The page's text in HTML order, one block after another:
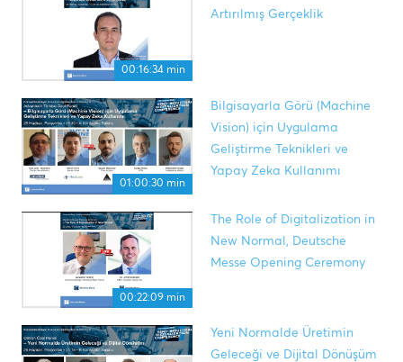
00:16:34 min
Artırılmış Gerçeklik
01:00:30 min
Bilgisayarla Görü (Machine
Vision) için Uygulama
Geliştirme Teknikleri ve
Yapay Zeka Kullanımı
00:22:09 min
The Role of Digitalization in
New Normal, Deutsche
Messe Opening Ceremony
Yeni Normalde Üretimin
Geleceği ve Dijital Dönüşüm